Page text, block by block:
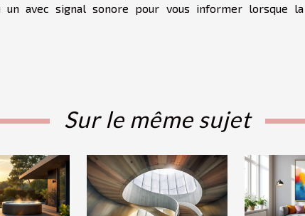
un avec signal sonore pour vous informer lorsque
Sur le même sujet